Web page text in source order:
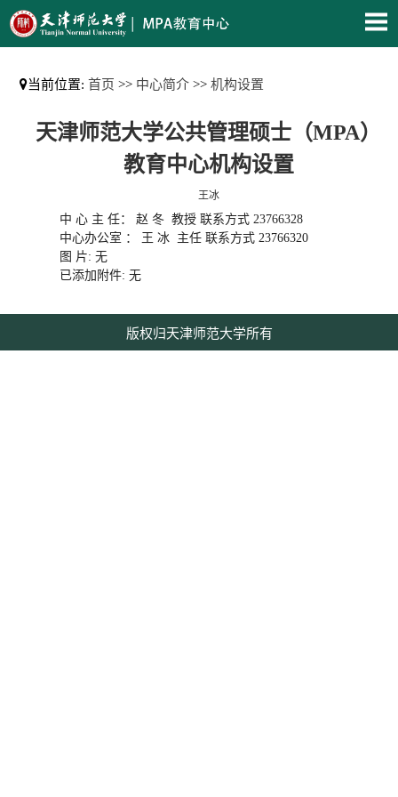
当前位置:首页 >> 中心简介 >>机构设置
天津师范大学公共管理硕士（MPA）
教育中心机构设置
王冰
中 心 主 任： 赵 冬 教授 联系方式 23766328
中心办公室 ： 王 冰 主任 联系方式 23766320
图 片: 无
已添加附件: 无
版权归天津师范大学所有